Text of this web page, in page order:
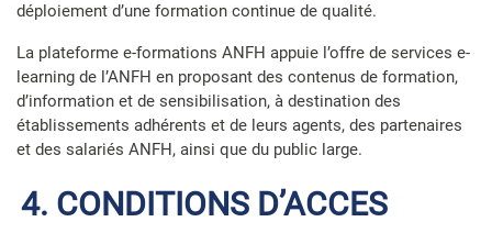
déploiement d’une formation continue de qualité.
La plateforme e-formations ANFH appuie l’offre de services e-
learning de l’ANFH en proposant des contenus de formation,
d’information et de sensibilisation, à destination des
établissements adhérents et de leurs agents, des partenaires
et des salariés ANFH, ainsi que du public large.
4. CONDITIONS D’ACCES